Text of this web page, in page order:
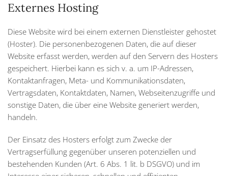
Externes Hosting
Diese Website wird bei einem externen Dienstleister gehostet
(Hoster). Die personenbezogenen Daten, die auf dieser
Website erfasst werden, werden auf den Servern des Hosters
gespeichert. Hierbei kann es sich v. a. um IP-Adressen,
Kontaktanfragen, Meta- und Kommunikationsdaten,
Vertragsdaten, Kontaktdaten, Namen, Webseitenzugriffe und
sonstige Daten, die über eine Website generiert werden,
handeln.
Der Einsatz des Hosters erfolgt zum Zwecke der
Vertragserfüllung gegenüber unseren potenziellen und
bestehenden Kunden (Art. 6 Abs. 1 lit. b DSGVO) und im